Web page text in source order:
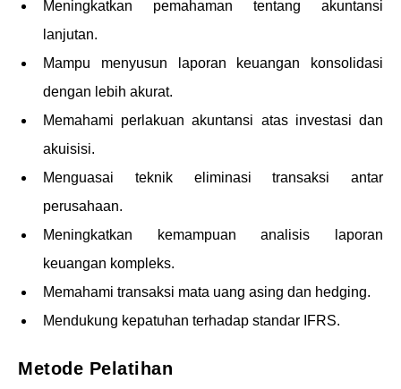
Meningkatkan pemahaman tentang akuntansi
lanjutan.
Mampu menyusun laporan keuangan konsolidasi
dengan lebih akurat.
Memahami perlakuan akuntansi atas investasi dan
akuisisi.
Menguasai teknik eliminasi transaksi antar
perusahaan.
Meningkatkan kemampuan analisis laporan
keuangan kompleks.
Memahami transaksi mata uang asing dan hedging.
Mendukung kepatuhan terhadap standar IFRS.
Metode Pelatihan